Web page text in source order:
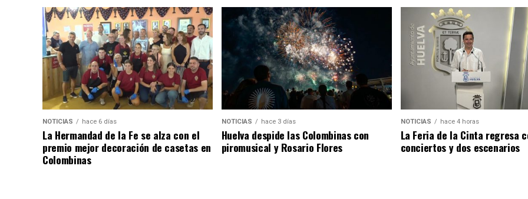
NOTICIAS hace 6 días
La Hermandad de la Fe se alza con el
premio mejor decoración de casetas en
Colombinas
NOTICIAS hace 3 días
Huelva despide las Colombinas con
piromusical y Rosario Flores
NOTICIAS hace 4 horas
La Feria de la Cinta regresa
conciertos y dos escenarios